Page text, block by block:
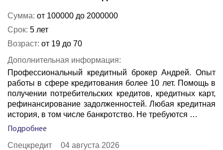
Сумма: от 100000 до 2000000
Срок: 5 лет
Возраст: от 19 до 70
Дополнительная информация:
Профессиональный кредитный брокер Андрей. Опыт
работы в сфере кредитования более 10 лет. Помощь в
получении потребительских кредитов, кредитных карт,
рефинансирование задолженностей. Любая кредитная
история, в том числе банкротство. Не требуются …
Подробнее
Спецкредит 04 августа 2026